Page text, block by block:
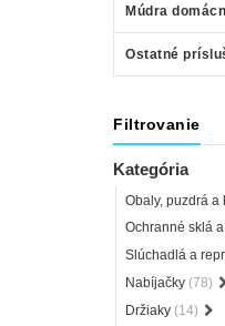
Múdra
Ostatné
Filtrovanie
Kategória
Obaly, puzdrá a
Ochranné sklá
Slúchadlá a
Nabíjačky (78)
Držiaky (14)